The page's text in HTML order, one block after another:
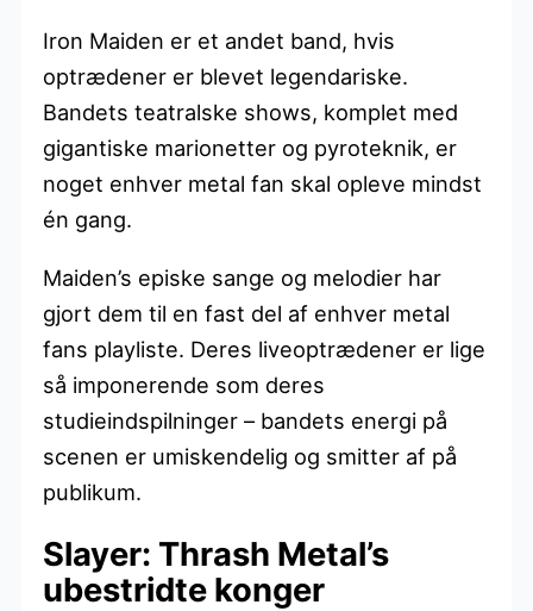
Iron Maiden er et andet band, hvis
optrædener er blevet legendariske.
Bandets teatralske shows, komplet med
gigantiske marionetter og pyroteknik, er
noget enhver metal fan skal opleve mindst
én gang.
Maiden’s episke sange og melodier har
gjort dem til en fast del af enhver metal
fans playliste. Deres liveoptrædener er lige
så imponerende som deres
studieindspilninger – bandets energi på
scenen er umiskendelig og smitter af på
publikum.
Slayer: Thrash Metal’s
ubestridte konger